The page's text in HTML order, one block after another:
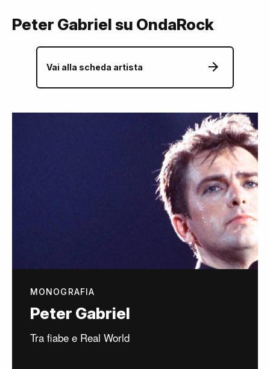
Peter Gabriel su OndaRock
Vai alla scheda artista
MONOGRAFIA
Peter Gabriel
Tra fiabe e Real World